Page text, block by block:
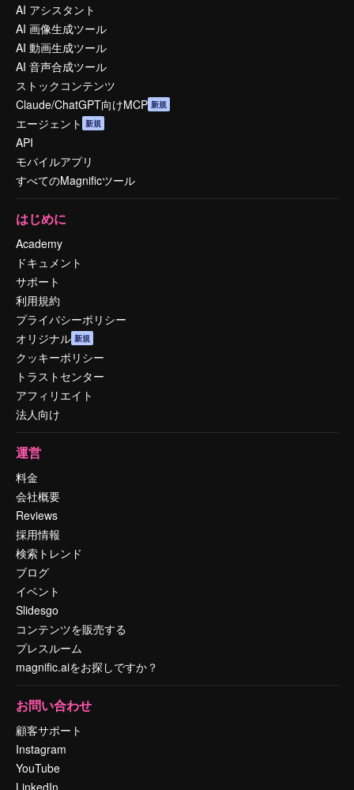
AI アシスタント
AI 画像生成ツール
AI 動画生成ツール
AI 音声合成ツール
ストックコンテンツ
Claude/ChatGPT向けMCP 新規
エージェント 新規
API
モバイルアプリ
すべてのMagnificツール
はじめに
Academy
ドキュメント
サポート
利用規約
プライバシーポリシー
オリジナル 新規
クッキーポリシー
トラストセンター
アフィリエイト
法人向け
運営
料金
会社概要
Reviews
採用情報
検索トレンド
ブログ
イベント
Slidesgo
コンテンツを販売する
プレスルーム
magnific.aiをお探しですか？
お問い合わせ
顧客サポート
Instagram
YouTube
LinkedIn